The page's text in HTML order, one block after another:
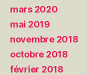
mars 2020
mai 2019
novembre 2018
octobre 2018
février 2018